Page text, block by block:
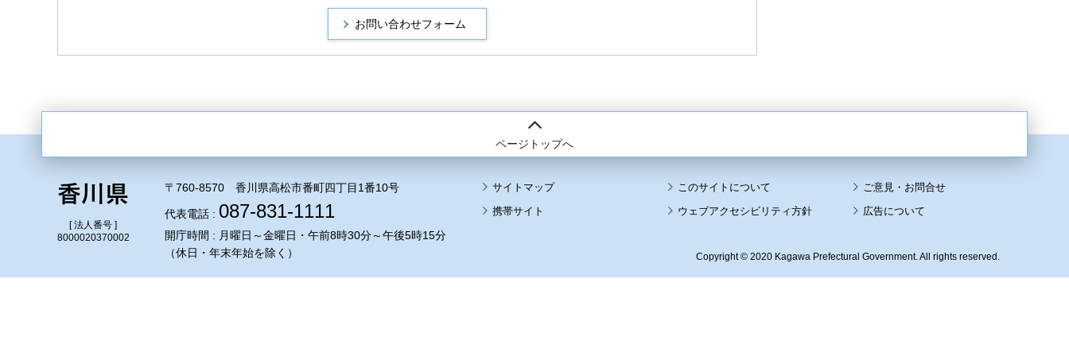
ページトップへ
[ 法人番号 ]
8000020370002
〒760-8570 香川県高松市番町四丁目1番10号
代表電話 : 087-831-1111
開庁時間 : 月曜日～金曜日・午前8時30分～午後5時15分
（休日・年末年始を除く）
サイトマップ
このサイトについて
携帯サイト
ウェブアクセシビリティ方針 広告について
Copyright © 2020 Kagawa Prefectural Government. All rights reserved.